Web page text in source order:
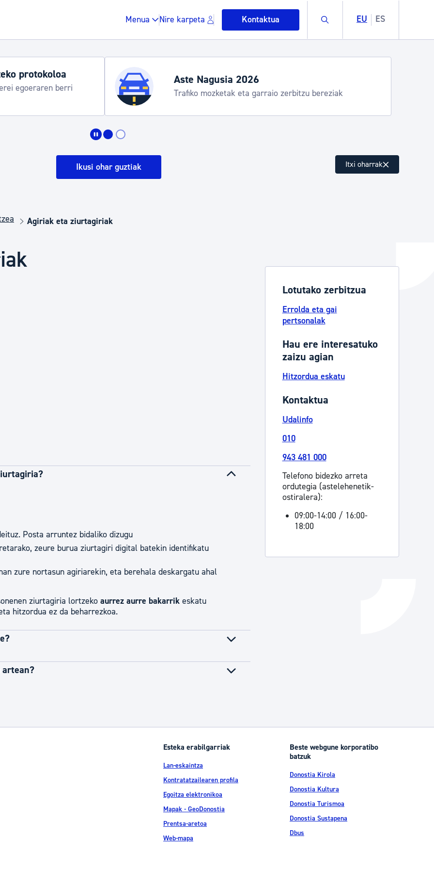
Menua Nire karpeta Kontaktua Buscar EU ES
Gune publikoa, hondakinak eta ingurumena
Berdintasuna, Giza Eskubideak eta bizikidetza
Tramitaziorako laguntza
protokoloa
egoeraren berri
Aste Nagusia 2026
Trafiko mozketak eta garraio zerbitzu bereziak
Ikusi ohar guztiak Itxi oharrak
Agiriak eta ziurtagiriak
Posta arruntez bidaliko dizugu
zeure burua ziurtagiri digital batekin identifikatu
zure nortasun agiriarekin, eta berehala deskargatu ahal
ziurtagiria lortzeko aurrez aurre bakarrik eskatu
hitzordua ez da beharrezkoa.
Lotutako zerbitzua
Errolda eta gai
pertsonalak
Hau ere interesatuko
zaizu agian
Hitzordua eskatu
Kontaktua
Udalinfo
010
943 481 000
Telefono bidezko arreta
ordutegia (astelehenetik-
ostiralera):
09:00-14:00 / 16:00-
18:00
Esteka erabilgarriak
Lan-eskaintza
Kontratatzailearen profila
Egoitza elektronikoa
Mapak - GeoDonostia
Prentsa-aretoa
Web-mapa
Beste webgune korporatibo
batzuk
Donostia Kirola
Donostia Kultura
Donostia Turismoa
Donostia Sustapena
Dbus